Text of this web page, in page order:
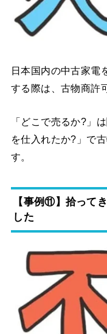
日本国内の中古家電
する際は、古物商許
「どこで売るか?」
を仕入れたか?」で
す。
【事例⑪】拾って
した